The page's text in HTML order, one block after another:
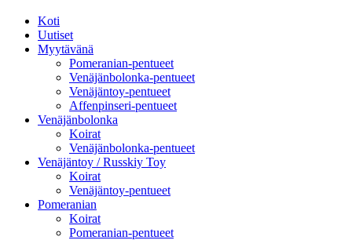
Koti
Uutiset
Myytävänä
Pomeranian-pentueet
Venäjänbolonka-pentueet
Venäjäntoy-pentueet
Affenpinseri-pentueet
Venäjänbolonka
Koirat
Venäjänbolonka-pentueet
Venäjäntoy / Russkiy Toy
Koirat
Venäjäntoy-pentueet
Pomeranian
Koirat
Pomeranian-pentueet